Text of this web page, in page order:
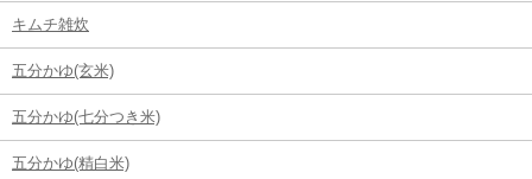
キムチ雑炊
五分かゆ(玄米)
五分かゆ(七分つき米)
五分かゆ(精白米)